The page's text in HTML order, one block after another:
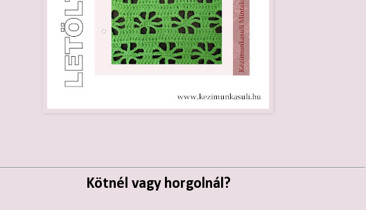
Kötnél vagy horgolnál?